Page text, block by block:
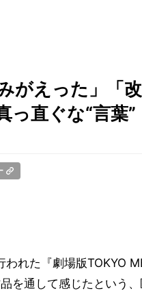
みがえった」
っ直ぐな“言葉”
れた『劇場版TOKYO
を通して感じたという